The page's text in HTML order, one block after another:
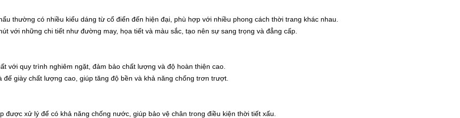
thường có nhiều kiểu dáng từ cổ điển đến hiện đại, phù hợp với nhiều phong cách thời trang khác nhau.
với những chi tiết như đường may, họa tiết và màu sắc, tạo nên sự sang trọng và đẳng cấp.
với quy trình nghiêm ngặt, đảm bảo chất lượng và độ hoàn thiện cao.
giày chất lượng cao, giúp tăng độ bền và khả năng chống trơn trượt.
được xử lý để có khả năng chống nước, giúp bảo vệ chân trong điều kiện thời tiết xấu.